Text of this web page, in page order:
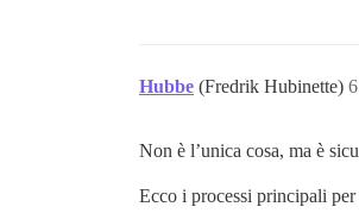
Hubbe (Fredrik Hubinette) 6
Non è l’unica cosa, ma è
Ecco i processi principali